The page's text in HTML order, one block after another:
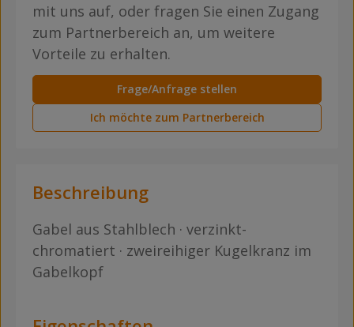
mit uns auf, oder fragen Sie einen Zugang
zum Partnerbereich an, um weitere
Vorteile zu erhalten.
Frage/Anfrage stellen
Ich möchte zum Partnerbereich
Beschreibung
Gabel aus Stahlblech · verzinkt-
chromatiert · zweireihiger Kugelkranz im
Gabelkopf